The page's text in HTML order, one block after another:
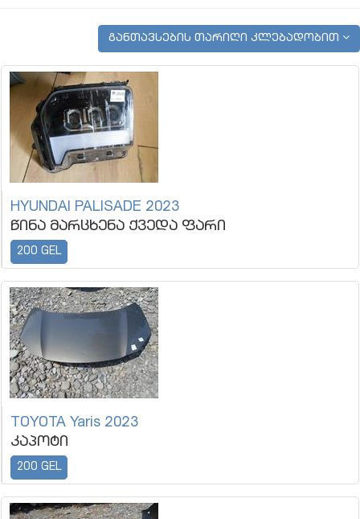
განთავსების თარიღი კლებადობით
HYUNDAI PALISADE 2023
წინა მარცხენა ქვედა ფარი
200 GEL
TOYOTA Yaris 2023
კაპოტი
200 GEL